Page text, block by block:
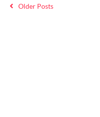
Older Posts